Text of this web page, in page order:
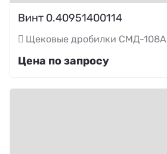
Винт 0.40951400114
Щековые дробилки СМД-108А
Цена по запросу